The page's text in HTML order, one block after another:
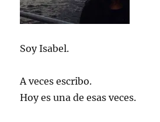
Soy Isabel.
A veces escribo.
Hoy es una de esas veces.